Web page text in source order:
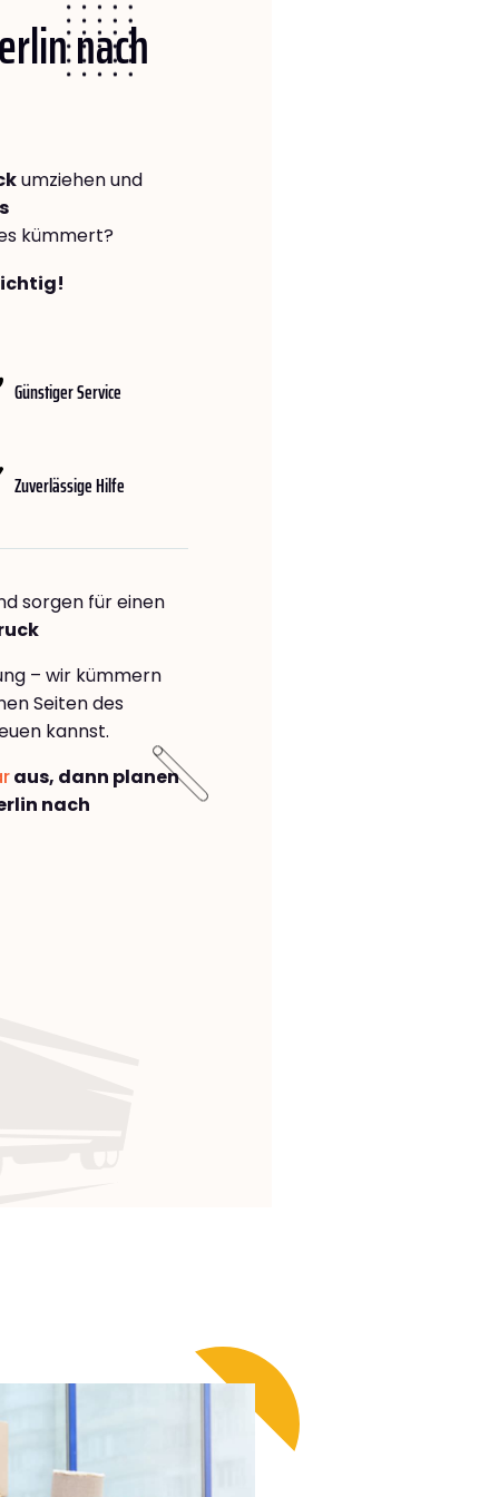
nach
umziehen und
kümmert?
Günstiger Service
Zuverlässige Hilfe
sorgen für einen
– wir kümmern
Seiten des
kannst.
aus, dann planen
nach